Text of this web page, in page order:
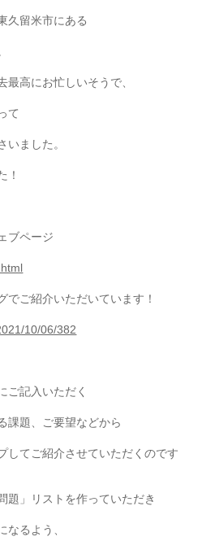
久留米市にある
高にお忙しいそうで、
て
いました。
！
ブページ
でご紹介いただいています！
10/06/382
ご記入いただく
課題、ご要望などから
してご紹介させていただくのです
題」リストを作っていただき
なるよう、